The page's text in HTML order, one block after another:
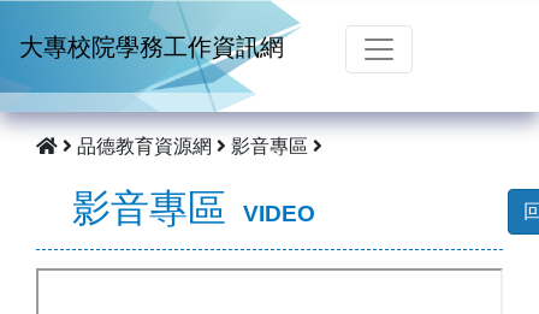
大專校院學務工作資訊網
品德教育資源網 影音專區
影音專區 VIDEO